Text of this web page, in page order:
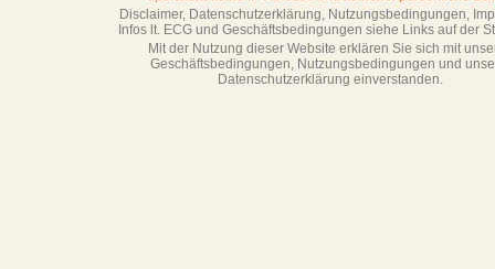
Disclaimer, Datenschutzerklärung, Nutzungsbedingungen,
Infos lt. ECG und Geschäftsbedingungen siehe Links auf der
Mit der Nutzung dieser Website erklären Sie sich mit
Geschäftsbedin­gungen, Nutzungsbedingungen und
Datenschutzerklärung einverstanden.